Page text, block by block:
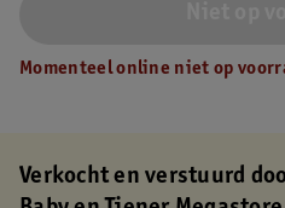
Momenteel online niet op
Verkocht en verstuurd